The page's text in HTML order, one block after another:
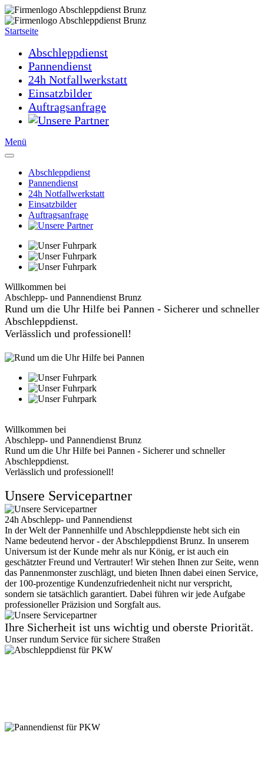
Startseite
Abschleppdienst
Pannendienst
24h Notfallwerkstatt
Einsatzbilder
Auftragsanfrage
Menü
Abschleppdienst
Pannendienst
24h Notfallwerkstatt
Einsatzbilder
Auftragsanfrage
Willkommen bei
Abschlepp- und Pannendienst Brunz
Rund um die Uhr Hilfe bei Pannen - Sicherer und schneller
Abschleppdienst.
Verlässlich und professionell!
Willkommen bei
Abschlepp- und Pannendienst Brunz
Rund um die Uhr Hilfe bei Pannen - Sicherer und schneller
Abschleppdienst.
Verlässlich und professionell!
Unsere Servicepartner
24h Abschlepp- und Pannendienst
In der Welt der Pannenhilfe und Abschleppdienste hebt sich ein
Name bedeutend hervor - der Abschleppdienst Brunz. In unserem
Universum ist der Kunde mehr als nur König, er ist auch ein
geschätzter Freund und Vertrauter! Wir stehen Ihnen zur Seite, wenn
das Pannenmonster zuschlägt, und bieten Ihnen dabei einen Service,
der 100-prozentige Kundenzufriedenheit nicht nur verspricht,
sondern sie tatsächlich garantiert. Dabei führen wir jede Aufgabe
professioneller Präzision und Sorgfalt aus.
Ihre Sicherheit ist uns wichtig und oberste Priorität.
Unser rundum Service für sichere Straßen